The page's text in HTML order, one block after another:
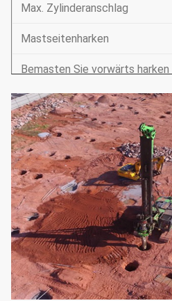
Max. Zylinderanschlag
Mastseitenharken
Bemasten Sie vorwärts harken
Systemdruck
Steuerdruck
Max. gehende Geschwindigkeit
Max. Zugkraft
Funktionierende Höhe
Funktionierende Breite
Transporthöhe